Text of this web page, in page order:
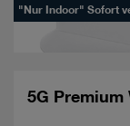
"Nur Indoor" Sofort
5G Premium